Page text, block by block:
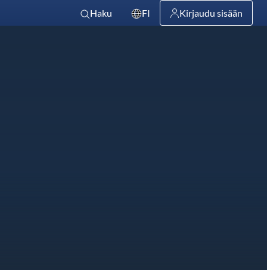
Haku FI Kirjaudu sisään